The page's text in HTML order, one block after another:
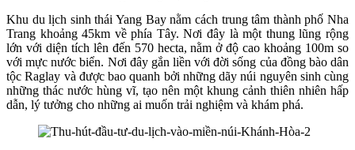
Khu du lịch sinh thái Yang Bay nằm cách trung tâm thành phố Nha
Trang khoảng 45km về phía Tây. Nơi đây là một thung lũng rộng
lớn với diện tích lên đến 570 hecta, nằm ở độ cao khoảng 100m so
với mực nước biển. Nơi đây gắn liền với đời sống của đồng bào dân
tộc Raglay và được bao quanh bởi những dãy núi nguyên sinh cùng
những thác nước hùng vĩ, tạo nên một khung cảnh thiên nhiên hấp
dẫn, lý tưởng cho những ai muốn trải nghiệm và khám phá.